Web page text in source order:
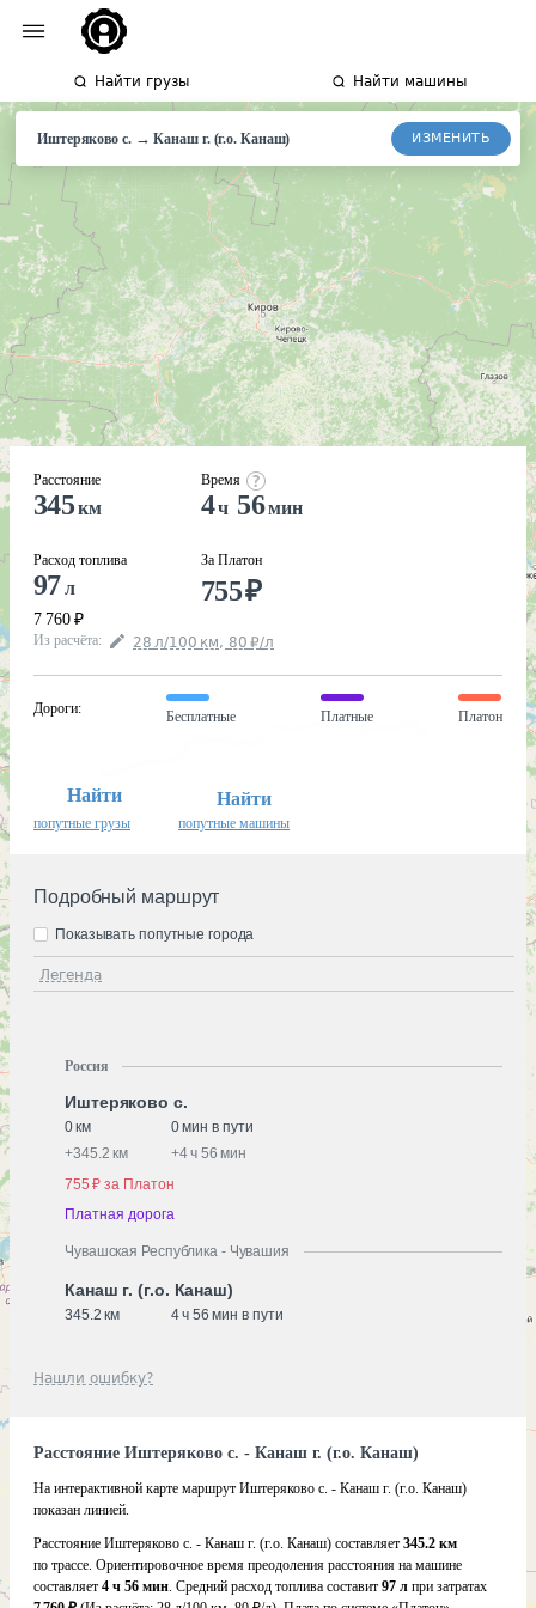
Найти грузы Найти машины
Иштеряково с.→Канаш г. (г.о. Канаш) ИЗМЕНИТЬ
Расстояние
345км
Расход топлива
97л
7 760 ₽
Время
4ч 56мин
За Платон
755₽
Из расчёта: 28 л/100 км, 80 ₽/л
Дороги:
Бесплатные Платные Платон
Найти
попутные грузы
Найти
попутные машины
Подробный маршрут
Легенда
Показывать попутные города
Россия
Иштеряково с.
0 км
0 мин в пути
+345.2 км +4 ч 56 мин
755 ₽ за Платон
Платная дорога
Чувашская Республика - Чувашия
Канаш г. (г.о. Канаш)
345.2 км 4 ч 56 мин в пути
Нашли ошибку?
Расстояние Иштеряково с. - Канаш г. (г.о. Канаш)
На интерактивной карте маршрут Иштеряково с. - Канаш г. (г.о. Канаш)
показан линией.
Расстояние Иштеряково с. - Канаш г. (г.о. Канаш) составляет 345.2 км
по трассе. Ориентировочное время преодоления расстояния на машине
составляет 4 ч 56 мин. Средний расход топлива составит 97 л при затратах